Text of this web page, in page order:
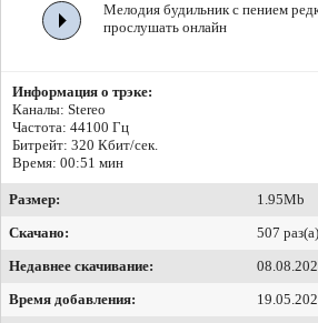
Мелодия будильник с пением
прослушать онлайн
Информация о трэке:
Каналы: Stereo
Частота: 44100 Гц
Битрейт: 320 Кбит/сек.
Время: 00:51 мин
Размер:
1.95Mb
Скачано:
507 раз(а)
Недавнее скачивание:
Время добавления: